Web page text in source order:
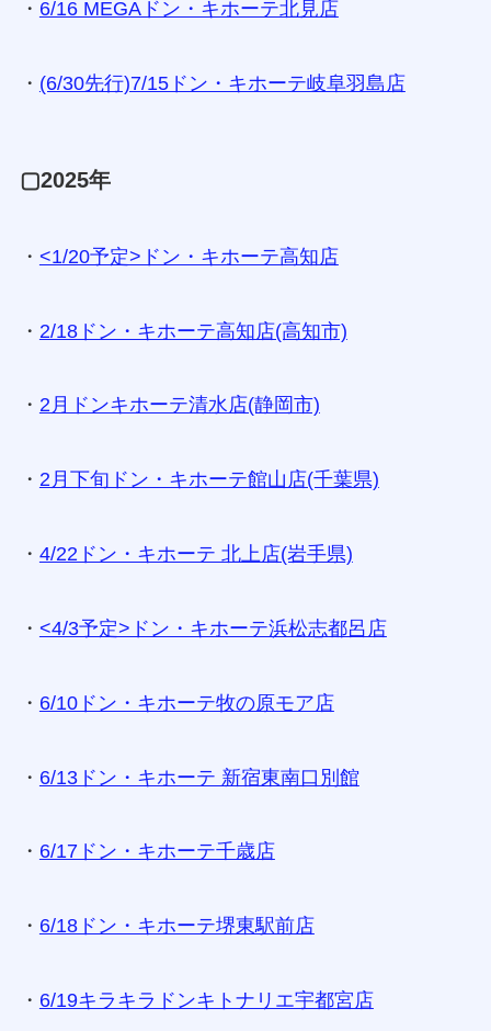
・ 6/16 MEGAドン・キホーテ北見店
・ (6/30先行)7/15ドン・キホーテ岐阜羽島店
▢2025年
・ <1/20予定>ドン・キホーテ高知店
・ 2/18ドン・キホーテ高知店(高知市)
・ 2月ドンキホーテ清水店(静岡市)
・ 2月下旬ドン・キホーテ館山店(千葉県)
・ 4/22ドン・キホーテ 北上店(岩手県)
・ <4/3予定>ドン・キホーテ浜松志都呂店
・ 6/10ドン・キホーテ牧の原モア店
・ 6/13ドン・キホーテ 新宿東南口別館
・ 6/17ドン・キホーテ千歳店
・ 6/18ドン・キホーテ堺東駅前店
・ 6/19キラキラドンキトナリエ宇都宮店